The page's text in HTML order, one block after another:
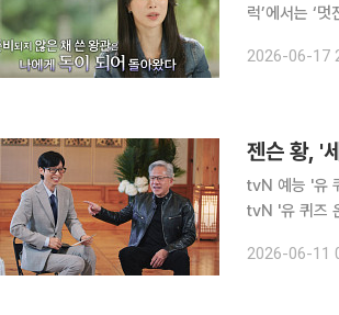
럭’에서는 ‘멋진
다. 나라는 배
2026-06-17
젠슨 황, '
tvN 예능 '유 퀴
tvN '유 퀴즈
며, 전국 가구
2026-06-11